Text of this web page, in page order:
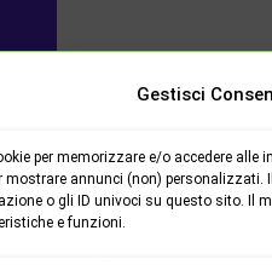
Gestisci
per memorizzare e/o accedere
mostrare annunci (non)
o gli ID univoci su questo sito. Il
e funzioni.